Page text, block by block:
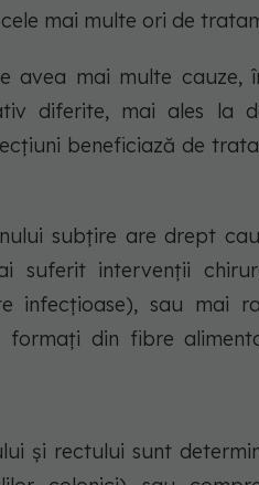
mai multe ori de
avea mai multe cauze,
diferite, mai ales la
beneficiază de
subțire are drept
suferit intervenții
infecțioase), sau mai
formați din fibre
și rectului sunt